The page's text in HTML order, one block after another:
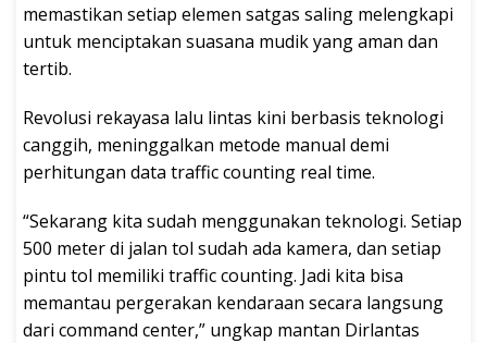
memastikan setiap elemen satgas saling melengkapi
untuk menciptakan suasana mudik yang aman dan
tertib.
Revolusi rekayasa lalu lintas kini berbasis teknologi
canggih, meninggalkan metode manual demi
perhitungan data traffic counting real time.
“Sekarang kita sudah menggunakan teknologi. Setiap
500 meter di jalan tol sudah ada kamera, dan setiap
pintu tol memiliki traffic counting. Jadi kita bisa
memantau pergerakan kendaraan secara langsung
dari command center,” ungkap mantan Dirlantas